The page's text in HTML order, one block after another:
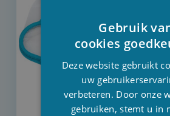
Gebruik
cookies
Deze website gebruikt
uw
verbeteren. Door onze
gebruiken, stemt u in